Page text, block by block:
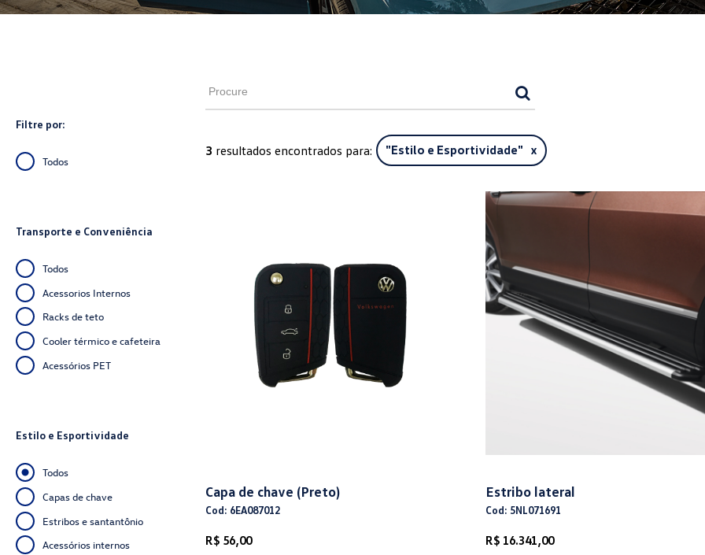
Filtre por:
Todos
Transporte e Conveniência
Todos
Acessorios Internos
Racks de teto
Cooler térmico e cafeteira
Acessórios PET
Estilo e Esportividade
Todos
Capas de chave
Estribos e santantônio
Acessórios internos
3 resultados encontrados para: "Estilo e Esportividade" x
Capa de chave (Preto)
Cod: 6EA087012
R$ 56,00
Estribo lateral
Cod: 5NL071691
R$ 16.341,00